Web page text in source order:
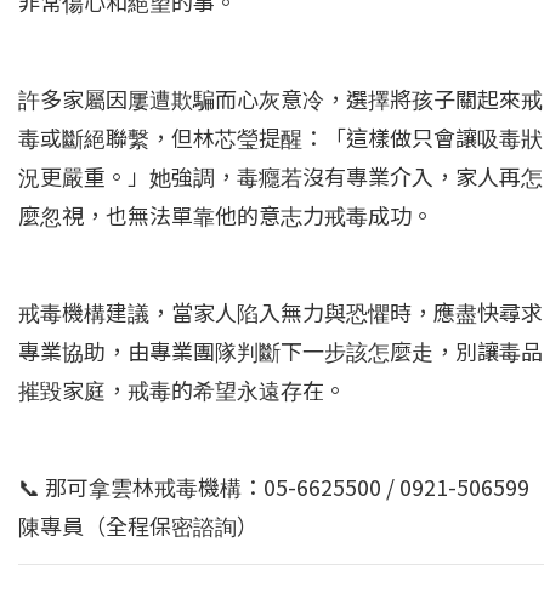
許多家屬因屢遭欺騙而心灰意冷，選擇將孩子關起來戒
毒或斷絕聯繫，但林芯瑩提醒：「這樣做只會讓吸毒狀
況更嚴重。」她強調，毒癮若沒有專業介入，家人再怎
麼忽視，也無法單靠他的意志力戒毒成功。
戒毒機構建議，當家人陷入無力與恐懼時，應盡快尋求
專業協助，由專業團隊判斷下一步該怎麼走，別讓毒品
摧毀家庭，戒毒的希望永遠存在。
📞 那可拿雲林戒毒機構：05-6625500 / 0921-506599
陳專員（全程保密諮詢）